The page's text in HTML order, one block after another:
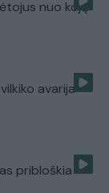
nuo kojų
avarija
pribloškia